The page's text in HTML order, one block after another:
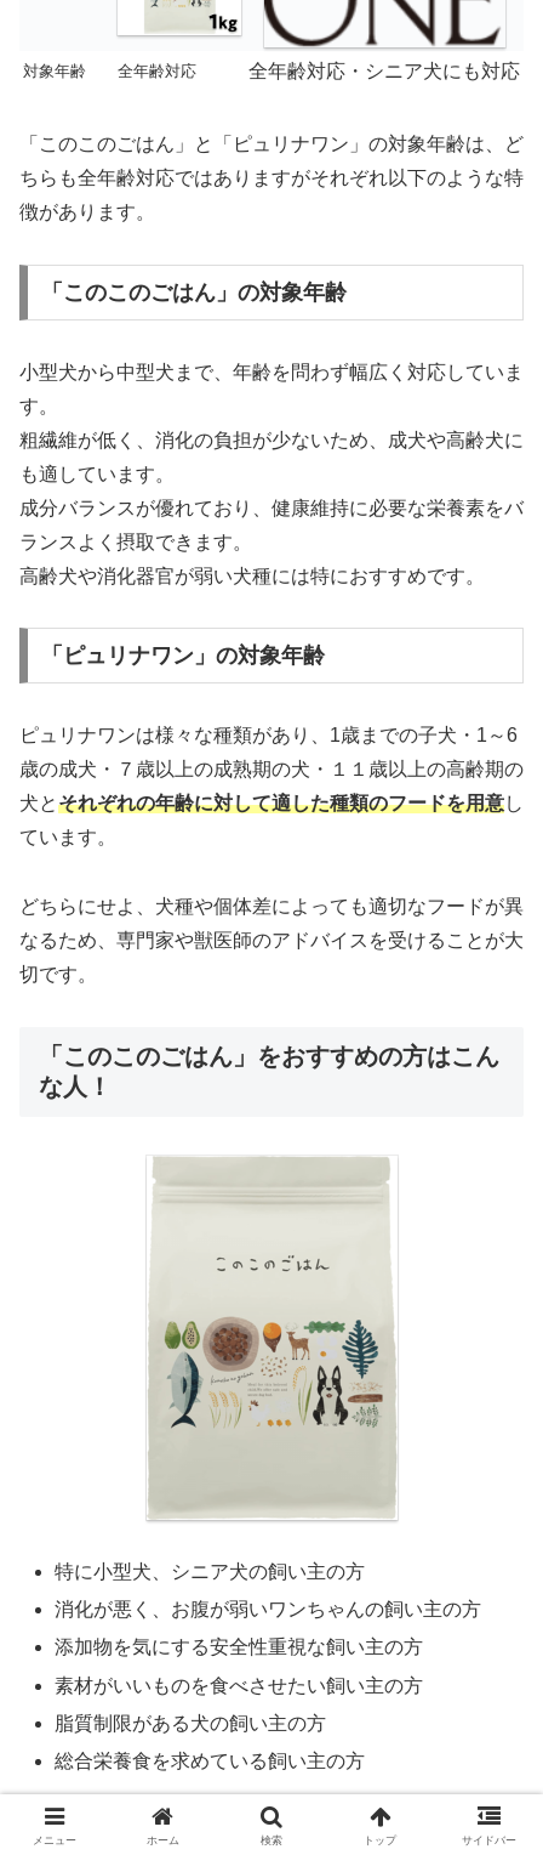
対象年齢 全年齢対応 全年齢対応・シニア犬にも対応
「このこのごはん」と「ピュリナワン」の対象年齢は、ど
ちらも全年齢対応ではありますがそれぞれ以下のような特
徴があります。
「このこのごはん」の対象年齢
小型犬から中型犬まで、年齢を問わず幅広く対応していま
す。
粗繊維が低く、消化の負担が少ないため、成犬や高齢犬に
も適しています。
成分バランスが優れており、健康維持に必要な栄養素をバ
ランスよく摂取できます。
高齢犬や消化器官が弱い犬種には特におすすめです。
「ピュリナワン」の対象年齢
ピュリナワンは様々な種類があり、1歳までの子犬・1～6
歳の成犬・７歳以上の成熟期の犬・１１歳以上の高齢期の
犬とそれぞれの年齢に対して適した種類のフードを用意し
ています。
どちらにせよ、犬種や個体差によっても適切なフードが異
なるため、専門家や獣医師のアドバイスを受けることが大
切です。
「このこのごはん」をおすすめの方はこん
な人！
特に小型犬、シニア犬の飼い主の方
消化が悪く、お腹が弱いワンちゃんの飼い主の方
添加物を気にする安全性重視な飼い主の方
素材がいいものを食べさせたい飼い主の方
脂質制限がある犬の飼い主の方
総合栄養食を求めている飼い主の方
「このこのごはん」は、ドッグフードの中でも
高品質な材
メニュー ホーム 検索 トップ サイドバー